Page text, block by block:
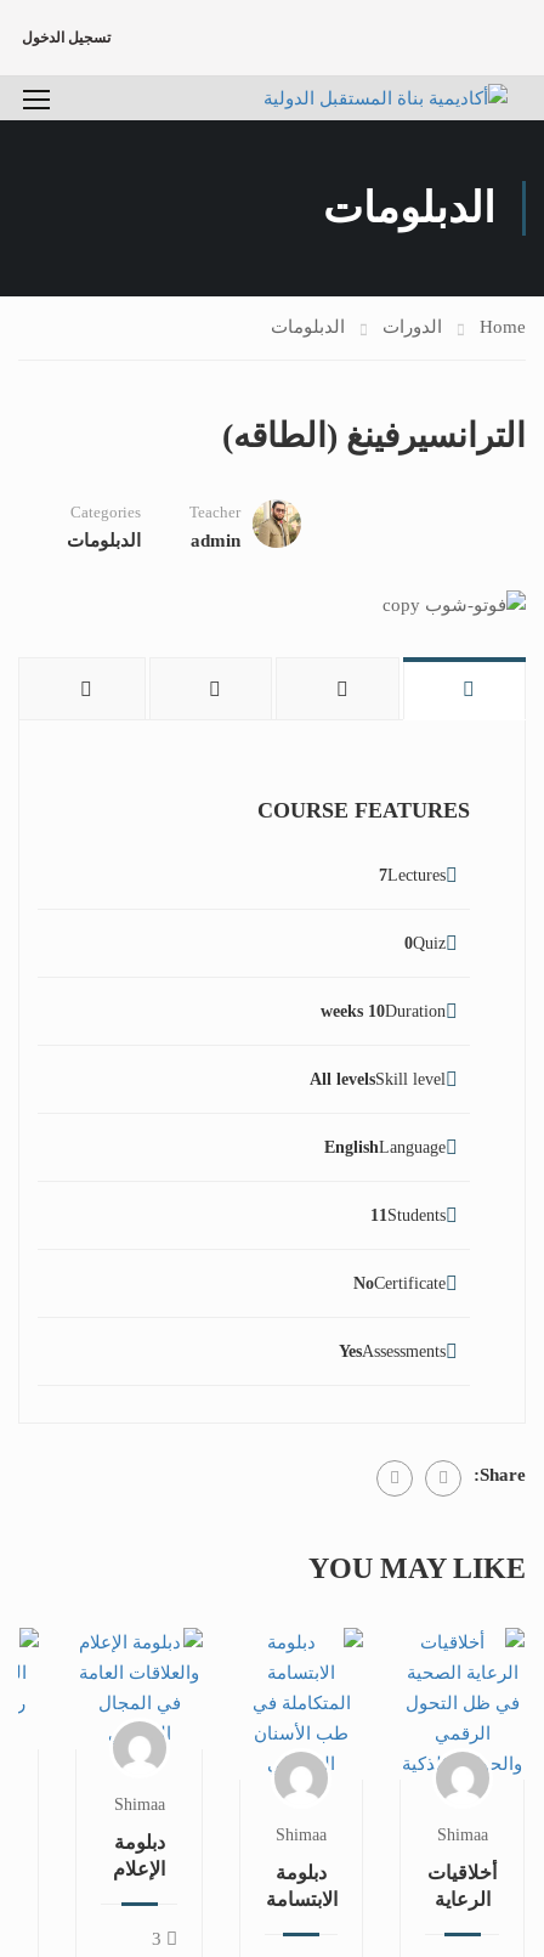
تسجيل الدخول
الدبلومات
Home الدورات الدبلومات
الترانسيرفينغ (الطاقه)
Teacher
admin
Categories
الدبلومات
COURSE FEATURES
Lectures
7
Quiz
0
Duration
10 weeks
Skill level
All levels
Language
English
Students
11
Certificate
No
Assessments
Yes
Share:
YOU MAY LIKE
Shimaa
أخلاقيات
الرعاية
Shimaa
دبلومة
الابتسامة
Shimaa
دبلومة
الإعلام
3